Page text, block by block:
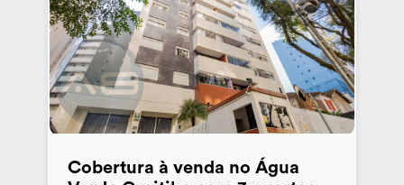
Cobertura à venda no Água